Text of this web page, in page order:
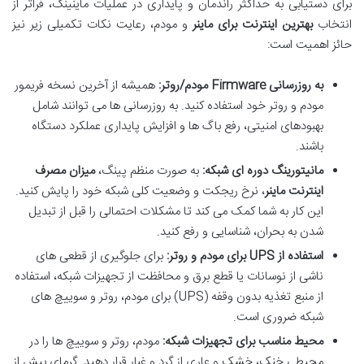
برای دستیابی به حداکثر راندمان و پایداری در عملیات ماینینگ، فراتر از
انتخاببهترین اینترنت برای ماینرو مودم، رعایت نکات تکمیلی زیر نیز
حائز اهمیت است:
به روزرسانی Firmware مودم/روتر:
همیشه از آخرین نسخه فریمور
مودم و روتر خود استفاده کنید. به روزرسانی ها می توانند شامل
بهبودهای امنیتی، رفع باگ ها و افزایش پایداری عملکرد دستگاه
باشند.
مانیتورینگ دوره ای شبکه: به صورت منظم پینگ،میزان مصرف
اینترنت ماینر، نرخ ریجکت و وضعیت کلی شبکه خود را پایش کنید.
این کار به شما کمک می کند تا مشکلات احتمالی را قبل از تبدیل
شدن به بحران، شناسایی و رفع کنید.
استفاده از UPS برای مودم و روتر:
برای جلوگیری از قطعی های
ناشی از نوسانات یا قطع برق و محافظت از تجهیزات شبکه، استفاده
از منبع تغذیه بدون وقفه (UPS) برای مودم، روتر و سوییچ های
شبکه ضروری است.
محیط مناسب برای تجهیزات شبکه: مودم، روتر و سوییچ ها را در